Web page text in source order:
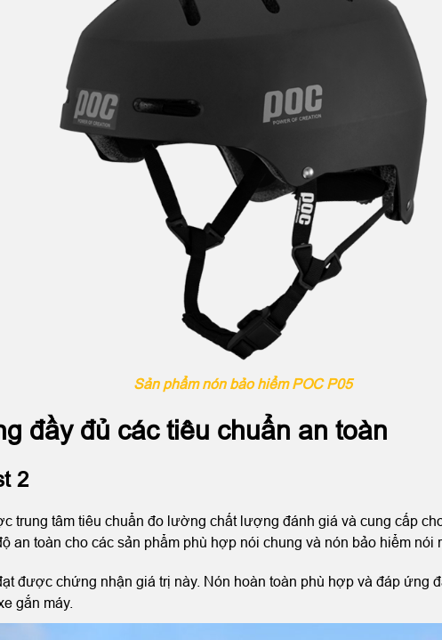
Sản phẩm nón bảo hiểm POC P05
đầy đủ các tiêu chuẩn an toàn
2
trung tâm tiêu chuẩn đo lường chất lượng đánh giá và cung cấp
an toàn cho các sản phẩm phù hợp nói chung và nón bảo hiểm nói
được chứng nhận giá trị này. Nón hoàn toàn phù hợp và đáp ứng
gắn máy.